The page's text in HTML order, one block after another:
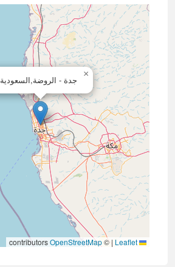
جدة - الروضة,السعودية
×
|
©
OpenStreetMap